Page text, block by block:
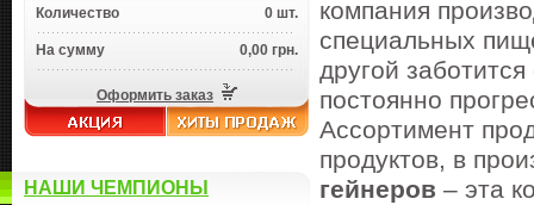
Количество 0 шт.
На сумму 0,00 грн.
Оформить заказ
НАШИ ЧЕМПИОНЫ
компания
специальных
другой
постоянно
Ассортимент
продуктов, в
гейнеров – эта